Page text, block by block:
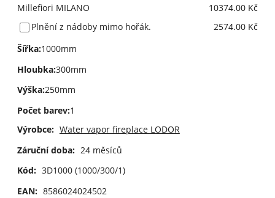
Millefiori MILANO
10374.00 Kč
Plnění z nádoby mimo hořák.
2574.00 Kč
Šířka:1000mm
Hloubka:300mm
Výška:250mm
Počet barev:1
Výrobce: Water vapor fireplace LODOR
Záruční doba: 24 měsíců
Kód: 3D1000 (1000/300/1)
EAN: 8586024024502